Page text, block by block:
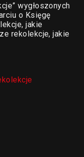
wygłoszonych
o Księgę
jakie
rekolekcje, jakie